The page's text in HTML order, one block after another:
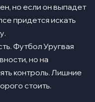
но если он выпадет
придется искать
Футбол Уругвая
но на
контроль. Лишние
стоить.